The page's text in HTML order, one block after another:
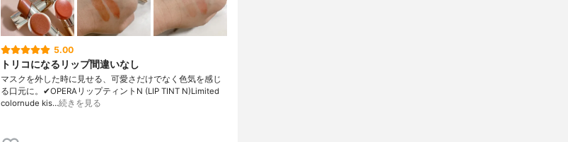
5.00
トリコになるリップ間違いなし
マスクを外した時に見せる、可愛さだけでなく色気を感じ
る口元に。✔︎OPERAリップティントN (LIP TINT N)Limited
colornude kis…続きを見る